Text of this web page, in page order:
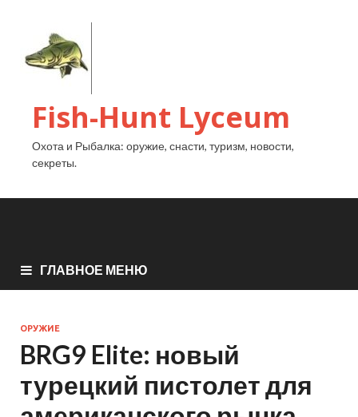
Fish-Hunt Lyceum
Охота и Рыбалка: оружие, снасти, туризм, новости,
секреты.
ГЛАВНОЕ МЕНЮ
ОРУЖИЕ
BRG9 Elite: новый
турецкий пистолет для